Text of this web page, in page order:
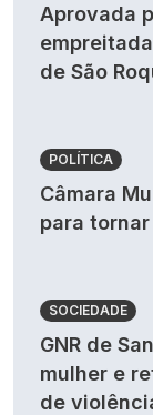
Aprovada
de São
POLÍTICA
Câmara
para
SOCIEDADE
GNR de
mulher e
de